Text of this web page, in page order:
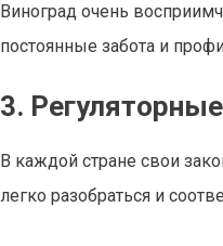
Виноград очень
постоянные забота и
3.
В каждой стране свои
легко разобраться и